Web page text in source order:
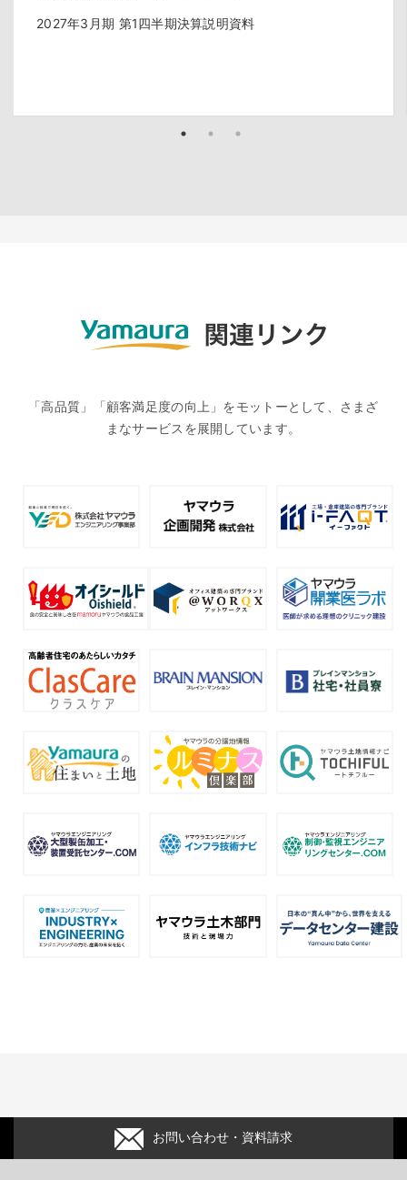
2027年3月期 第1四半期決算説明資料
「高品質」「顧客満足度の向上」をモットーとして、さまざ
まなサービスを展開しています。
お問い合わせ・資料請求